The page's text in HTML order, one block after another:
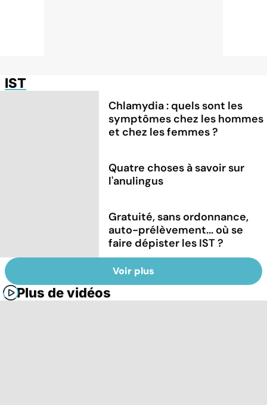
IST
Chlamydia : quels sont les
symptômes chez les hommes
et chez les femmes ?
Quatre choses à savoir sur
l'anulingus
Gratuité, sans ordonnance,
auto-prélèvement... où se
faire dépister les IST ?
Voir plus
Plus de vidéos